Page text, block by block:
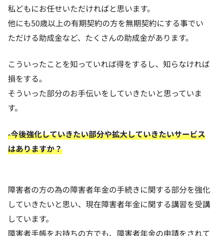
私どもにお任せいただければと思います。
他にも50歳以上の有期契約の方を無期契約にする事でい
ただける助成金など、たくさんの助成金があります。
こういったことを知っていれば得をするし、知らなければ
損をする。
そういった部分のお手伝いをしていきたいと思っていま
す。
-今後強化していきたい部分や拡大していきたいサービス
はありますか？
障害者の方の為の障害者年金の手続きに関する部分を強化
していきたいと思い、現在障害者年金に関する講習を受講
しています。
障害者手帳をお持ちの方でも、障害者年金の申請をされて